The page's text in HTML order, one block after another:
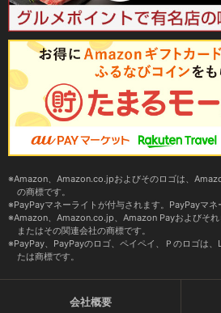
Amazon、Amazon.co.jpおよびそのロゴは、
の商標です。
PayPayマネーライトが付与されます。PayPayマネ
Amazon、Amazon.co.jp、Amazon Payおよびそ
またはその関連会社の商標です。
PayPay、PayPayのロゴ、ペイペイ、Ｐのロゴは
たは商標です。
会社概要